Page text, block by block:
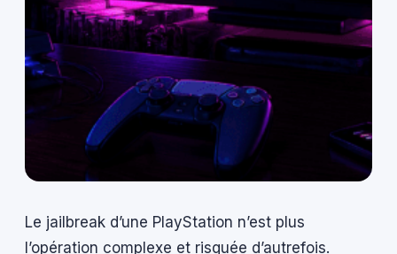
Le jailbreak d’une PlayStation n’est plus
l’opération complexe et risquée d’autrefois.